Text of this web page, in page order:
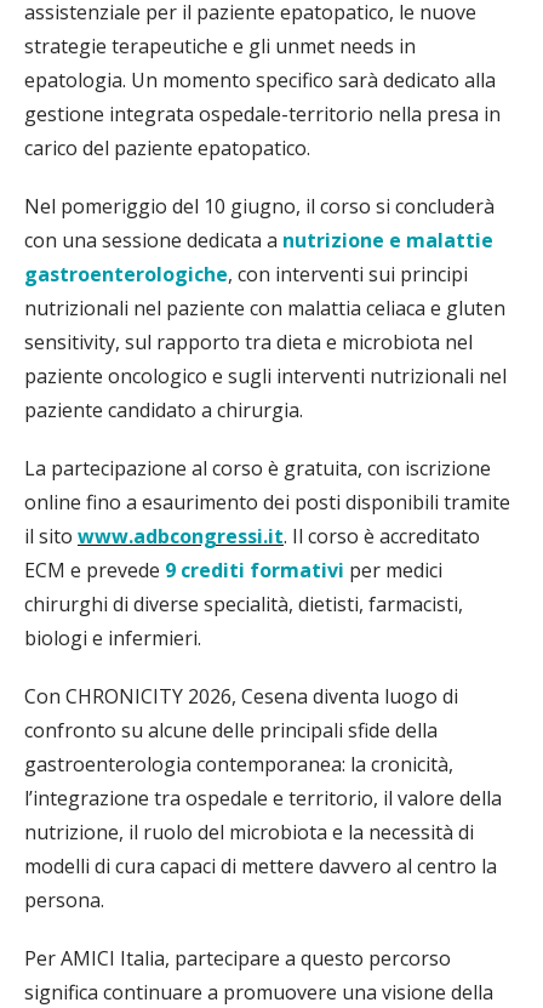
assistenziale per il paziente epatopatico, le nuove
strategie terapeutiche e gli unmet needs in
epatologia. Un momento specifico sarà dedicato alla
gestione integrata ospedale-territorio nella presa in
carico del paziente epatopatico.
Nel pomeriggio del 10 giugno, il corso si concluderà
con una sessione dedicata a nutrizione e malattie
gastroenterologiche, con interventi sui principi
nutrizionali nel paziente con malattia celiaca e gluten
sensitivity, sul rapporto tra dieta e microbiota nel
paziente oncologico e sugli interventi nutrizionali nel
paziente candidato a chirurgia.
La partecipazione al corso è gratuita, con iscrizione
online fino a esaurimento dei posti disponibili tramite
il sito www.adbcongressi.it. Il corso è accreditato
ECM e prevede 9 crediti formativi per medici
chirurghi di diverse specialità, dietisti, farmacisti,
biologi e infermieri.
Con CHRONICITY 2026, Cesena diventa luogo di
confronto su alcune delle principali sfide della
gastroenterologia contemporanea: la cronicità,
l’integrazione tra ospedale e territorio, il valore della
nutrizione, il ruolo del microbiota e la necessità di
modelli di cura capaci di mettere davvero al centro la
persona.
Per AMICI Italia, partecipare a questo percorso
significa continuare a promuovere una visione della